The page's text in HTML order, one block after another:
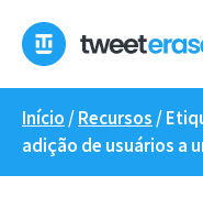
para
conteúdo
Início /Recursos /
adição de usuários a